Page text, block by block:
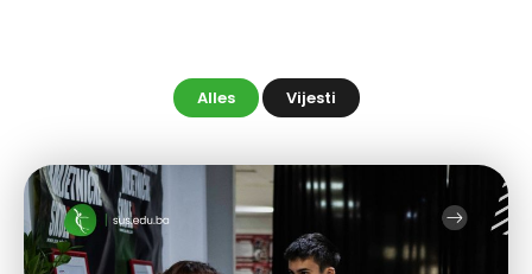
Alles Vijesti